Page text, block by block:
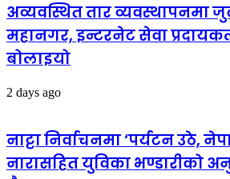
अव्यवस्थित तार व्यवस्थापनमा
महानगर, इन्टरनेट सेवा
बोलाइयो
2 days ago
नाट्टा निर्वाचनमा ‘पर्यटन उठे,
नारासहित युविका भण्डारीको